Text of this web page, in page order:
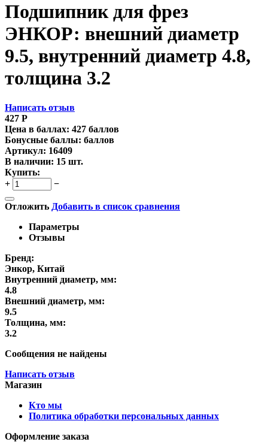
Подшипник для фрез
ЭНКОР: внешний диаметр
9.5, внутренний диаметр 4.8,
толщина 3.2
Написать отзыв
427 Р
Цена в баллах: 427 баллов
Бонусные баллы: баллов
Артикул: 16409
В наличии: 15 шт.
Купить:
+
−
Отложить Добавить в список сравнения
Параметры
Отзывы
Бренд:
Энкор, Китай
Внутренний диаметр, мм:
4.8
Внешний диаметр, мм:
9.5
Толщина, мм:
3.2
Сообщения не найдены
Написать отзыв
Магазин
Кто мы
Политика обработки персональных данных
Оформление заказа